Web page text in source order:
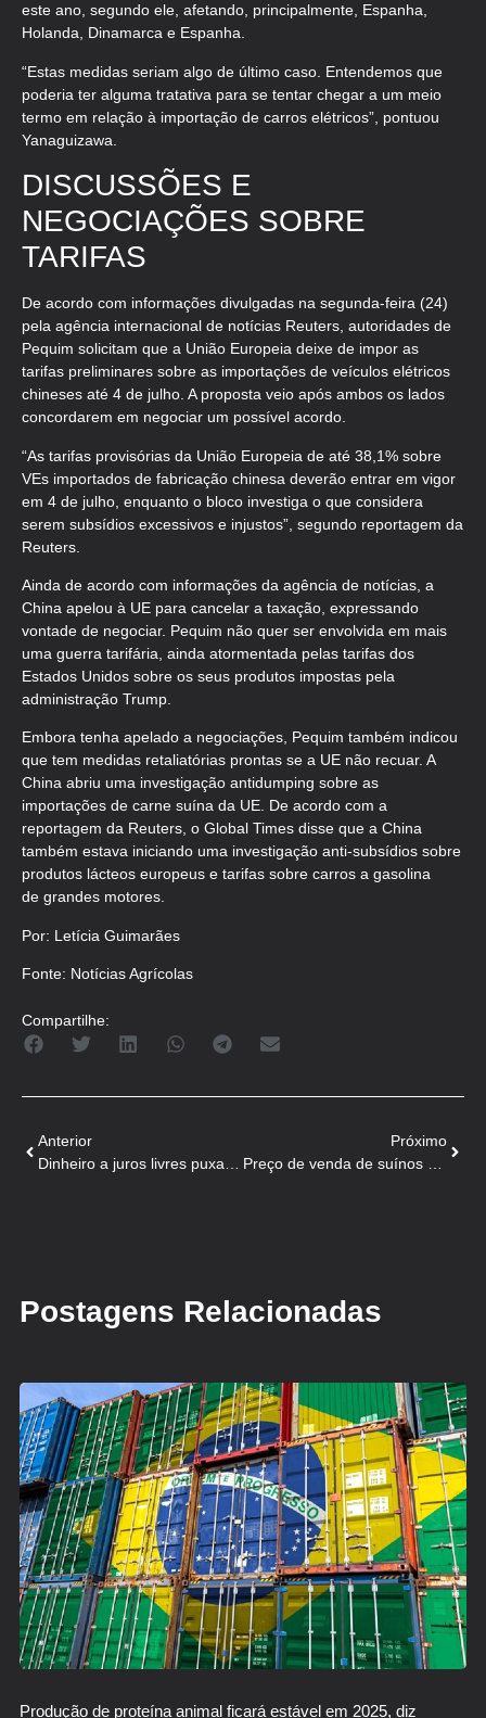
este ano, segundo ele, afetando, principalmente, Espanha,
Holanda, Dinamarca e Espanha.
“Estas medidas seriam algo de último caso. Entendemos que
poderia ter alguma tratativa para se tentar chegar a um meio
termo em relação à importação de carros elétricos”, pontuou
Yanaguizawa.
DISCUSSÕES E
NEGOCIAÇÕES SOBRE
TARIFAS
De acordo com informações divulgadas na segunda-feira (24)
pela agência internacional de notícias Reuters, autoridades de
Pequim solicitam que a União Europeia deixe de impor as
tarifas preliminares sobre as importações de veículos elétricos
chineses até 4 de julho. A proposta veio após ambos os lados
concordarem em negociar um possível acordo.
“As tarifas provisórias da União Europeia de até 38,1% sobre
VEs importados de fabricação chinesa deverão entrar em vigor
em 4 de julho, enquanto o bloco investiga o que considera
serem subsídios excessivos e injustos”, segundo reportagem da
Reuters.
Ainda de acordo com informações da agência de notícias, a
China apelou à UE para cancelar a taxação, expressando
vontade de negociar. Pequim não quer ser envolvida em mais
uma guerra tarifária, ainda atormentada pelas tarifas dos
Estados Unidos sobre os seus produtos impostas pela
administração Trump.
Embora tenha apelado a negociações, Pequim também indicou
que tem medidas retaliatórias prontas se a UE não recuar. A
China abriu uma investigação antidumping sobre as
importações de carne suína da UE. De acordo com a
reportagem da Reuters, o Global Times disse que a China
também estava iniciando uma investigação anti-subsídios sobre
produtos lácteos europeus e tarifas sobre carros a gasolina
de grandes motores.
Por: Letícia Guimarães
Fonte: Notícias Agrícolas
Compartilhe:
Anterior
Próximo
Postagens Relacionadas
Produção de proteína animal ficará estável em 2025, diz